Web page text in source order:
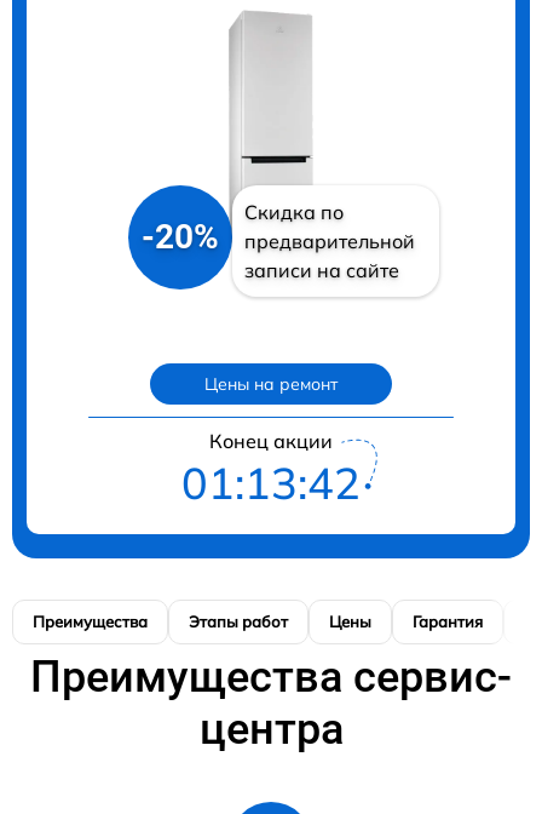
-20%
Скидка по
предварительной
записи на сайте
Цены на ремонт
Конец акции
01:13:41
Преимущества Этапы работ Цены Гарантия
Преимущества сервис-
центра